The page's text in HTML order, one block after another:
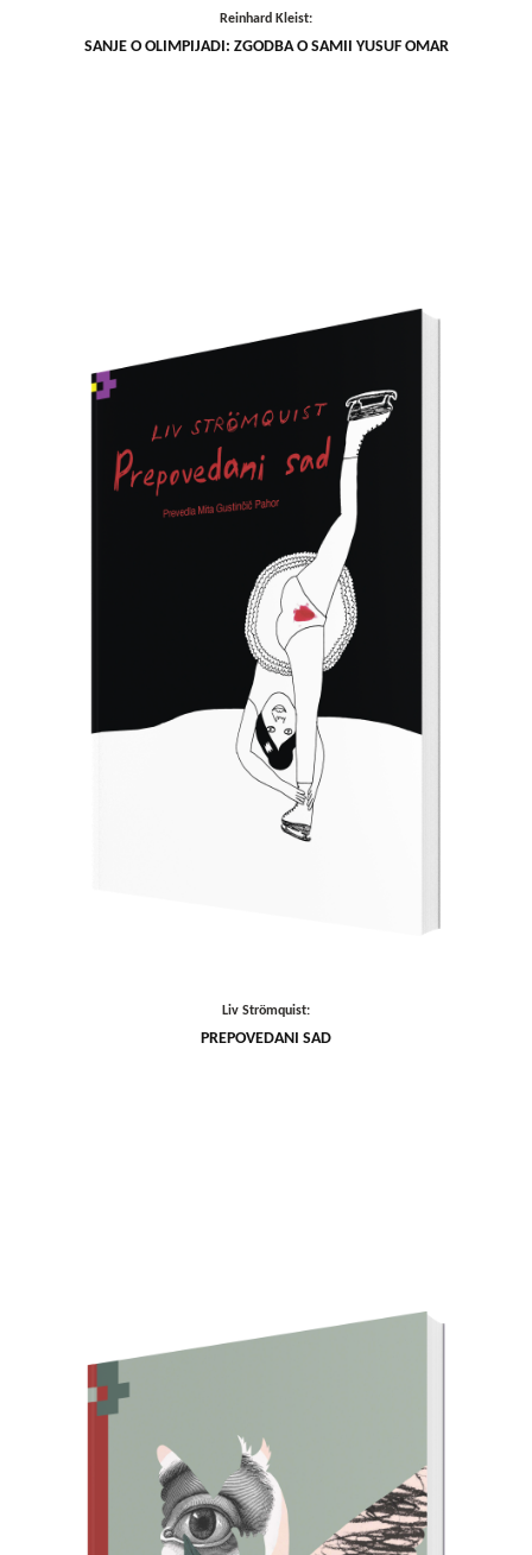
Reinhard Kleist:
SANJE O OLIMPIJADI: ZGODBA O SAMII YUSUF OMAR
Liv Strömquist:
PREPOVEDANI SAD